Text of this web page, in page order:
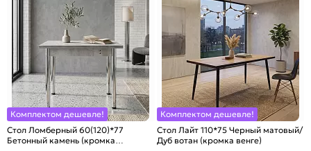
Комплектом дешевле!
Стол Ломберный 60(120)*77
Бетонный камень (кромка
Комплектом дешевле!
Стол Лайт 110*75 Черный матовый/
Дуб вотан (кромка венге)